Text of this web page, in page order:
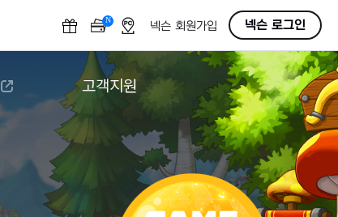
N OFF넥슨 회원가입 넥슨 로그인
고객지원
도움말/1:1문의
버그악용/불법프로그램 신고
게임 접근성